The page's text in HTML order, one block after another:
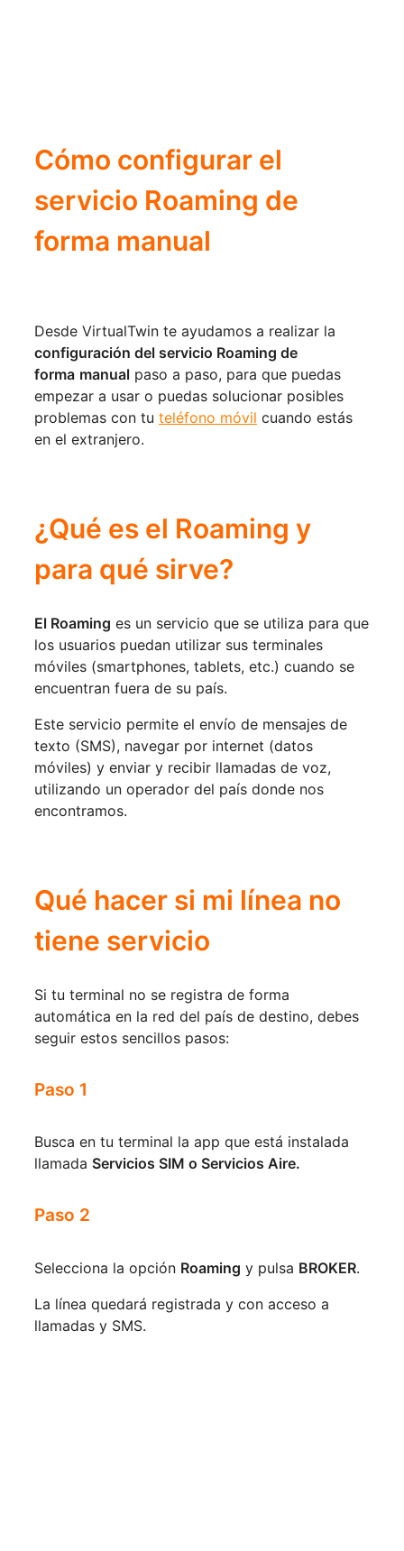
Cómo configurar el
servicio Roaming de
forma manual
configuración del servicio Roaming de
forma manual paso a paso, para que puedas
empezar a usar o puedas solucionar posibles
problemas con tu teléfono móvil cuando estás
en el extranjero.
¿Qué es el Roaming y
para qué sirve?
El Roaming es un servicio que se utiliza para que
los usuarios puedan utilizar sus terminales
móviles (smartphones, tablets, etc.) cuando se
encuentran fuera de su país.
Este servicio permite el envío de mensajes de
texto (SMS), navegar por internet (datos
móviles) y enviar y recibir llamadas de voz,
utilizando un operador del país donde nos
encontramos.
Qué hacer si mi línea no
tiene servicio
Si tu terminal no se registra de forma
automática en la red del país de destino, debes
seguir estos sencillos pasos:
Paso 1
Busca en tu terminal la app que está instalada
llamada Servicios SIM o Servicios Aire.
Paso 2
Selecciona la opción Roaming y pulsa BROKER.
La línea quedará registrada y con acceso a
llamadas y SMS.